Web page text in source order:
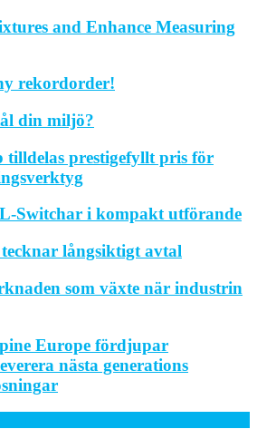
and Enhance Measuring
rekordorder!
din miljö?
tilldelas prestigefyllt pris för
Switchar i kompakt utförande
långsiktigt avtal
som växte när industrin
Europe fördjupar
nästa generations